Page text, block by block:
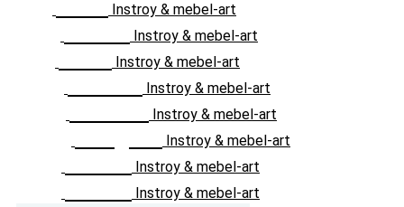
Instroy & mebel-art
Instroy & mebel-art
Instroy & mebel-art
Instroy & mebel-art
Instroy & mebel-art
Instroy & mebel-art
Instroy & mebel-art
Instroy & mebel-art